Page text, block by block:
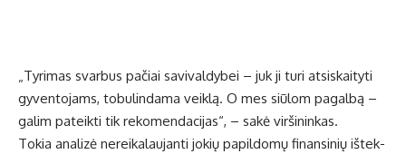
„Ty­ri­mas svar­bus pa­čiai sa­vi­val­dy­bei – juk ji tu­ri at­si­skai­ty­ti
gy­ven­to­jams, to­bu­lin­da­ma veik­lą. O mes siū­lom pa­gal­bą –
ga­lim pa­teik­ti tik re­ko­men­da­ci­jas“, – sa­kė vir­ši­nin­kas.
To­kia ana­li­zė ne­rei­ka­lau­jan­ti jo­kių pa­pil­do­mų fi­nan­si­nių iš­tek­